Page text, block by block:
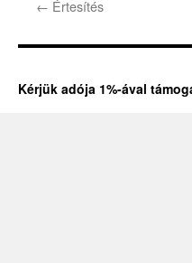
← Értesítés
Kérjük adója 1%-ával